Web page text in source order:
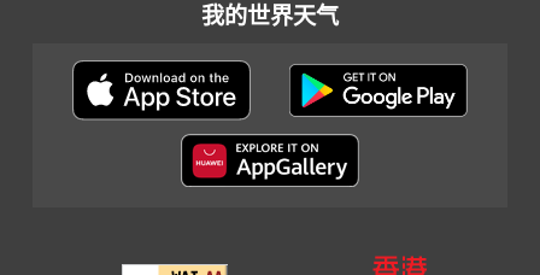
我的世界天气